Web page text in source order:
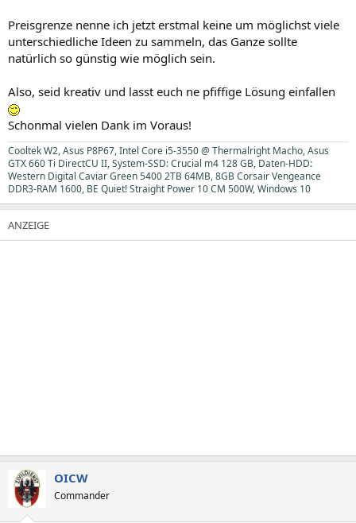
Preisgrenze nenne ich jetzt erstmal keine um möglichst viele
unterschiedliche Ideen zu sammeln, das Ganze sollte
natürlich so günstig wie möglich sein.
Also, seid kreativ und lasst euch ne pfiffige Lösung einfallen
Schonmal vielen Dank im Voraus!
Cooltek W2, Asus P8P67, Intel Core i5-3550 @ Thermalright Macho, Asus
GTX 660 Ti DirectCU II, System-SSD: Crucial m4 128 GB, Daten-HDD:
Western Digital Caviar Green 5400 2TB 64MB, 8GB Corsair Vengeance
DDR3-RAM 1600, BE Quiet! Straight Power 10 CM 500W, Windows 10
OICW
Commander